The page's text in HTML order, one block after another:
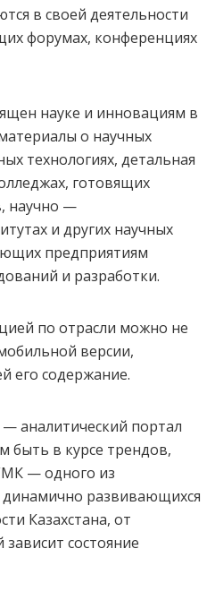
в своей деятельности
форумах, конференциях
науке и инновациям в
о научных
технологиях, детальная
готовящих
научно —
и других научных
предприятиям
и разработки.
по отрасли можно не
версии,
его содержание.
аналитический портал
быть в курсе трендов,
— одного из
динамично развивающихся
Казахстана, от
состояние